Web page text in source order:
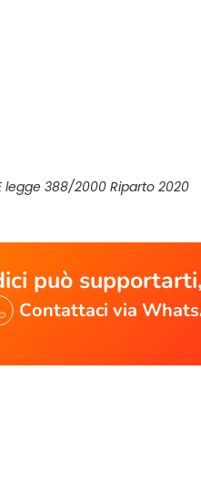
legge 388/2000 Riparto 2020
può
Contattaci via